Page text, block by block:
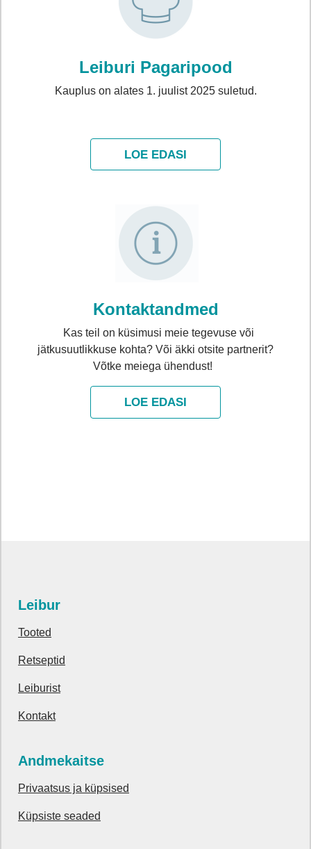
Leiburi Pagaripood
Kauplus on alates 1. juulist 2025 suletud.
LOE EDASI
Kontaktandmed
Kas teil on küsimusi meie tegevuse või
jätkusuutlikkuse kohta? Või äkki otsite partnerit?
Võtke meiega ühendust!
LOE EDASI
Leibur
Tooted
Retseptid
Leiburist
Kontakt
Andmekaitse
Privaatsus ja küpsised
Küpsiste seaded